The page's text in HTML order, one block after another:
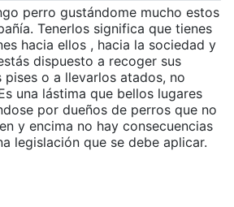
perro gustándome mucho estos
Tenerlos significa que tienes
hacia ellos , hacia la sociedad y
dispuesto a recoger sus
pises o a llevarlos atados, no
una lástima que bellos lugares
por dueños de perros que no
y encima no hay consecuencias
legislación que se debe aplicar.